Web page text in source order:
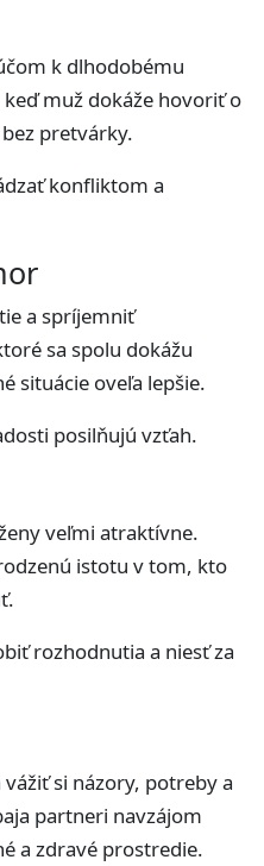
k dlhodobému
muž dokáže hovoriť o
pretvárky.
konfliktom a
a spríjemniť
sa spolu dokážu
situácie oveľa lepšie.
posilňujú vzťah.
veľmi atraktívne.
istotu v tom, kto
rozhodnutia a niesť za
si názory, potreby a
partneri navzájom
a zdravé prostredie.